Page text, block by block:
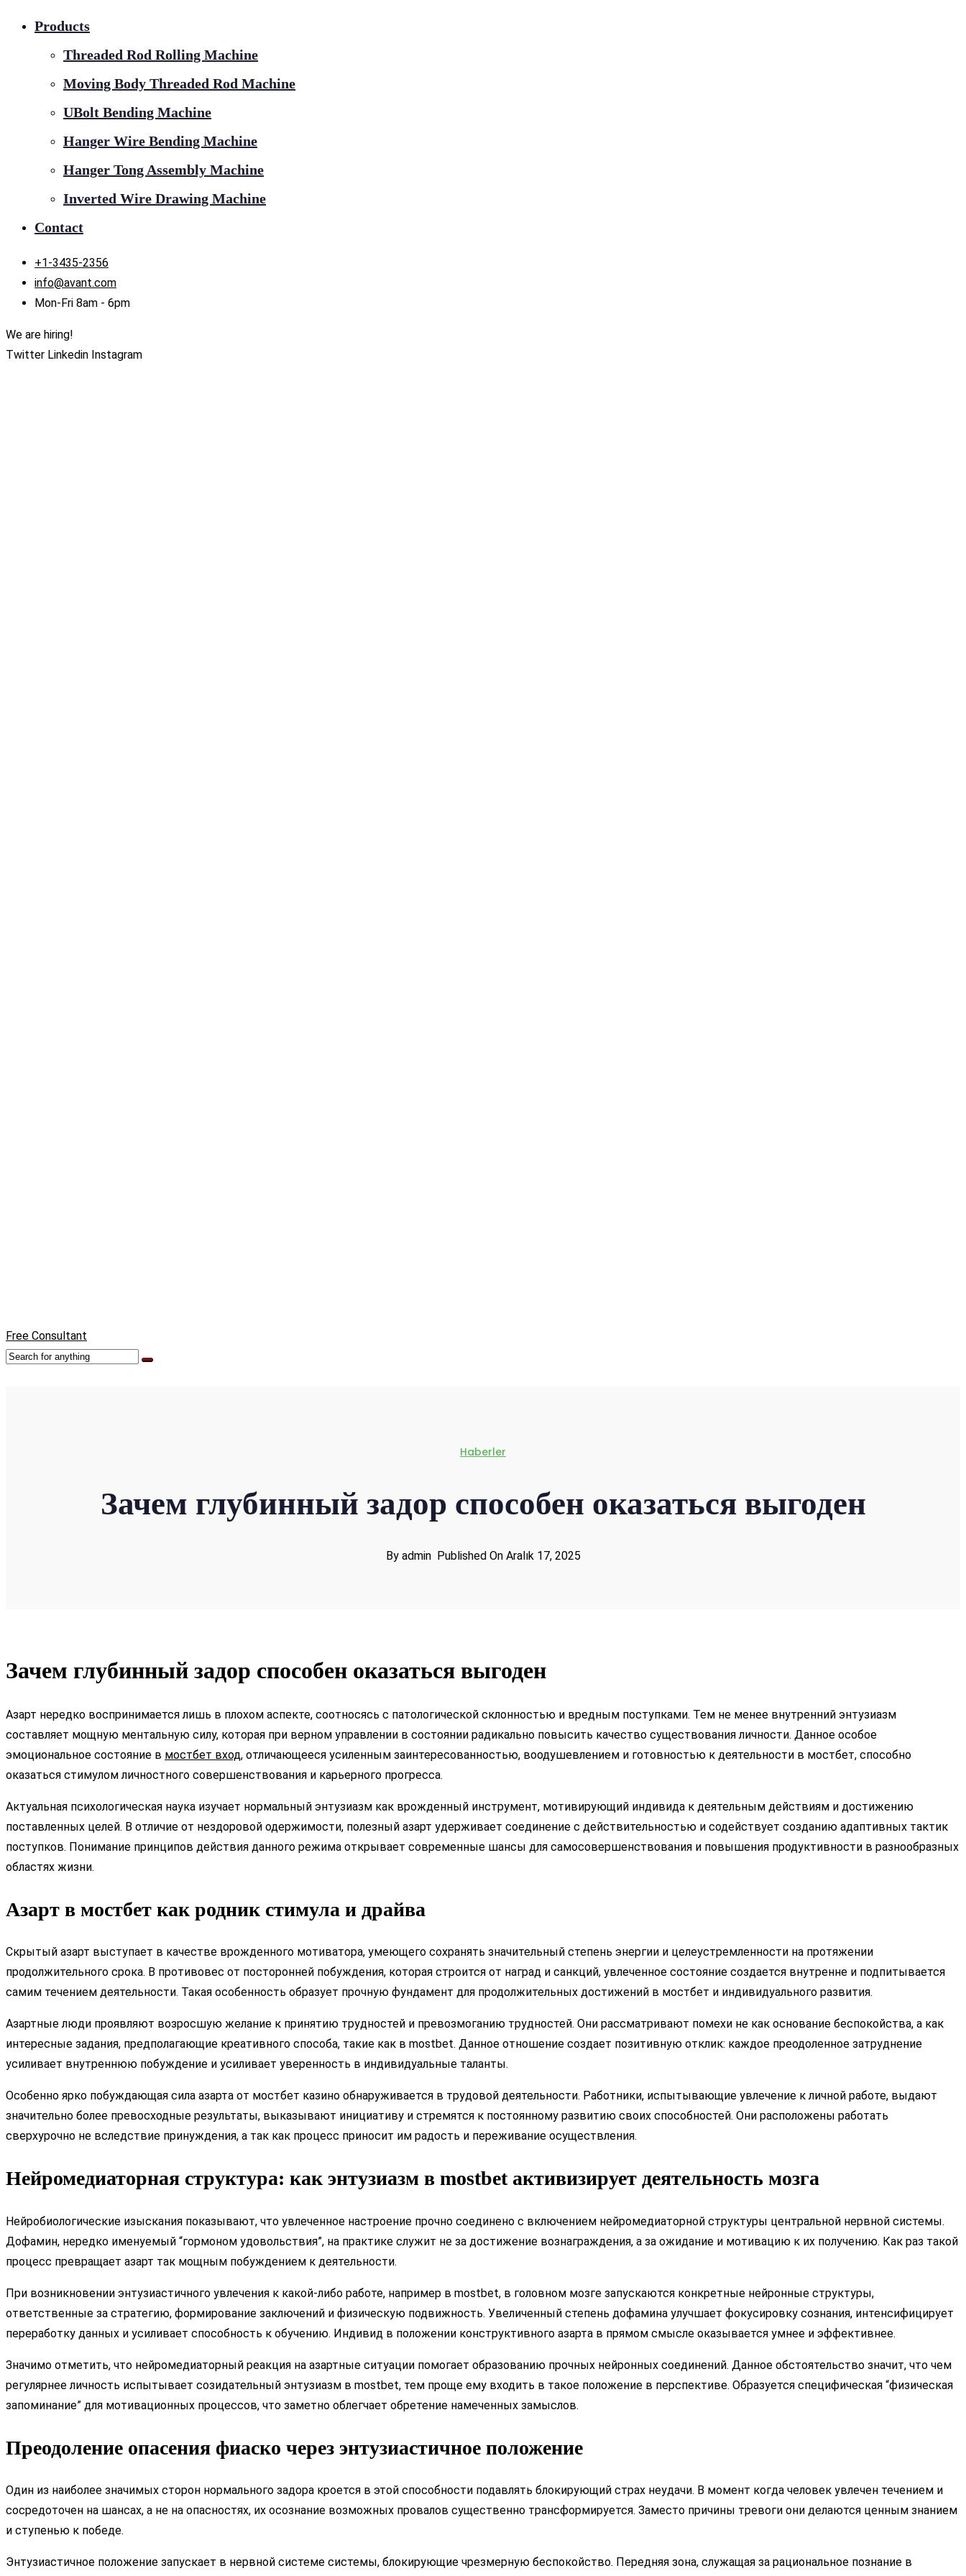
Products
Threaded Rod Rolling Machine
Moving Body Threaded Rod Machine
UBolt Bending Machine
Hanger Wire Bending Machine
Hanger Tong Assembly Machine
Inverted Wire Drawing Machine
Contact
+1-3435-2356
info@avant.com
Mon-Fri 8am - 6pm
We are hiring!
Twitter Linkedin Instagram
Free Consultant
Haberler
Зачем глубинный задор способен оказаться выгоден
By admin Published On Aralık 17, 2025
Зачем глубинный задор способен оказаться выгоден
Азарт нередко воспринимается лишь в плохом аспекте, соотносясь с патологической склонностью и вредным поступками. Тем не менее внутренний энтузиазм
составляет мощную ментальную силу, которая при верном управлении в состоянии радикально повысить качество существования личности. Данное особое
эмоциональное состояние в мостбет вход, отличающееся усиленным заинтересованностью, воодушевлением и готовностью к деятельности в мостбет, способно
оказаться стимулом личностного совершенствования и карьерного прогресса.
Актуальная психологическая наука изучает нормальный энтузиазм как врожденный инструмент, мотивирующий индивида к деятельным действиям и достижению
поставленных целей. В отличие от нездоровой одержимости, полезный азарт удерживает соединение с действительностью и содействует созданию адаптивных тактик
поступков. Понимание принципов действия данного режима открывает современные шансы для самосовершенствования и повышения продуктивности в разнообразных
областях жизни.
Азарт в мостбет как родник стимула и драйва
Скрытый азарт выступает в качестве врожденного мотиватора, умеющего сохранять значительный степень энергии и целеустремленности на протяжении
продолжительного срока. В противовес от посторонней побуждения, которая строится от наград и санкций, увлеченное состояние создается внутренне и подпитывается
самим течением деятельности. Такая особенность образует прочную фундамент для продолжительных достижений в мостбет и индивидуального развития.
Азартные люди проявляют возросшую желание к принятию трудностей и превозмоганию трудностей. Они рассматривают помехи не как основание беспокойства, а как
интересные задания, предполагающие креативного способа, такие как в mostbet. Данное отношение создает позитивную отклик: каждое преодоленное затруднение
усиливает внутреннюю побуждение и усиливает уверенность в индивидуальные таланты.
Особенно ярко побуждающая сила азарта от мостбет казино обнаруживается в трудовой деятельности. Работники, испытывающие увлечение к личной работе, выдают
значительно более превосходные результаты, выказывают инициативу и стремятся к постоянному развитию своих способностей. Они расположены работать
сверхурочно не вследствие принуждения, а так как процесс приносит им радость и переживание осуществления.
Нейромедиаторная структура: как энтузиазм в mostbet активизирует деятельность мозга
Нейробиологические изыскания показывают, что увлеченное настроение прочно соединено с включением нейромедиаторной структуры центральной нервной системы.
Дофамин, нередко именуемый “гормоном удовольствия”, на практике служит не за достижение вознаграждения, а за ожидание и мотивацию к их получению. Как раз такой
процесс превращает азарт так мощным побуждением к деятельности.
При возникновении энтузиастичного увлечения к какой-либо работе, например в mostbet, в головном мозге запускаются конкретные нейронные структуры,
ответственные за стратегию, формирование заключений и физическую подвижность. Увеличенный степень дофамина улучшает фокусировку сознания, интенсифицирует
переработку данных и усиливает способность к обучению. Индивид в положении конструктивного азарта в прямом смысле оказывается умнее и эффективнее.
Значимо отметить, что нейромедиаторный реакция на азартные ситуации помогает образованию прочных нейронных соединений. Данное обстоятельство значит, что чем
регулярнее личность испытывает созидательный энтузиазм в mostbet, тем проще ему входить в такое положение в перспективе. Образуется специфическая “физическая
запоминание” для мотивационных процессов, что заметно облегчает обретение намеченных замыслов.
Преодоление опасения фиаско через энтузиастичное положение
Один из наиболее значимых сторон нормального задора кроется в этой способности подавлять блокирующий страх неудачи. В момент когда человек увлечен течением и
сосредоточен на шансах, а не на опасностях, их осознание возможных провалов существенно трансформируется. Заместо причины тревоги они делаются ценным знанием
и ступенью к победе.
Энтузиастичное положение запускает в нервной системе системы, блокирующие чрезмерную беспокойство. Передняя зона, служащая за рациональное познание в